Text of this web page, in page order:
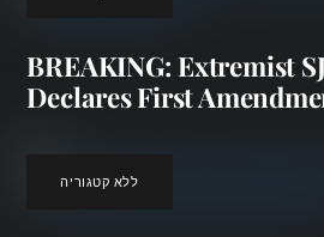
BREAKING: Extremist
Declares First
ללא קטגוריה